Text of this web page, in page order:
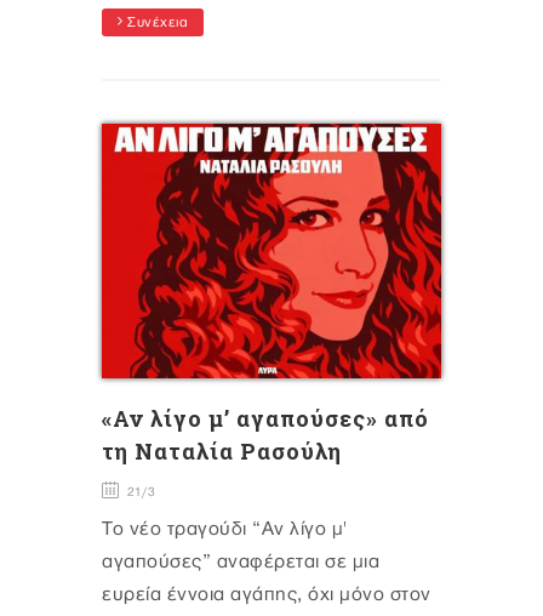
Συνέχεια
«Αν λίγο μ’ αγαπούσες» από
τη Ναταλία Ρασούλη
21/3
Το νέο τραγούδι “Αν λίγο μ'
αγαπούσες” αναφέρεται σε μια
ευρεία έννοια αγάπης, όχι μόνο στον